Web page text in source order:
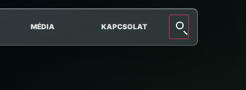
MÉDIA KAPCSOLAT